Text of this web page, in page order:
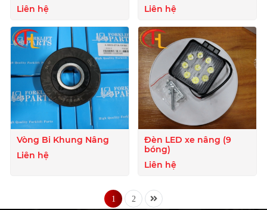
Liên hệ
Liên hệ
Vòng Bi Khung Nâng
Liên hệ
Đèn LED xe nâng (9
bóng)
Liên hệ
1 2